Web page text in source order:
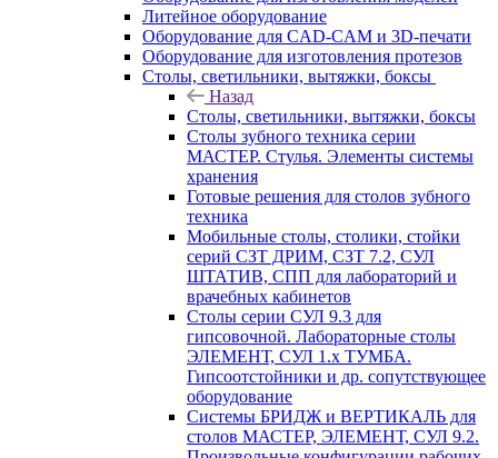
Литейное оборудование
Оборудование для CAD-CAM и 3D-печати
Оборудование для изготовления протезов
Cтолы, светильники, вытяжки, боксы
Назад
Cтолы, светильники, вытяжки, боксы
Столы зубного техника серии
МАСТЕР. Стулья. Элементы системы
хранения
Готовые решения для столов зубного
техника
Мобильные столы, столики, стойки
серий СЗТ ДРИМ, СЗТ 7.2, СУЛ
ШТАТИВ, СПП для лабораторий и
врачебных кабинетов
Столы серии СУЛ 9.3 для
гипсовочной. Лабораторные столы
ЭЛЕМЕНТ, СУЛ 1.х ТУМБА.
Гипсоотстойники и др. сопутствующее
оборудование
Системы БРИДЖ и ВЕРТИКАЛЬ для
столов МАСТЕР, ЭЛЕМЕНТ, СУЛ 9.2.